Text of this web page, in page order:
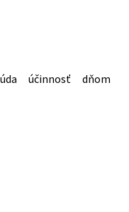
účinnosť dňom